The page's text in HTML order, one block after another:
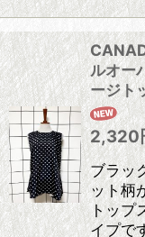
ルオー
ージト
2,320
ブラッ
ット柄
トップ
イプで